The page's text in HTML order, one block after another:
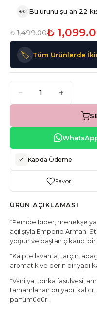
👀 Bu ürünü şu an 22
₺ 1,499.00₺
🏷️ Tüm Ürünlerde
Kapıda Ödeme
Favori
ÜRÜN AÇIKLAMASI
*Pembe biber, menekşe
açılışıyla Emporio Armani
yoğun ve baştan çıkarıcı
*Kalpte lavanta, tarçın,
aromatik ve derin bir yapı
*Vanilya, tonka fasulyesi,
tamamlanan bu yapı,
parfümüdür.